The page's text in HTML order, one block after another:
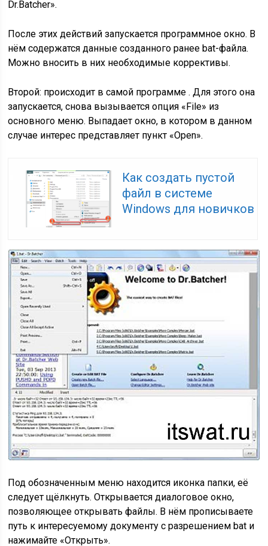
Dr.Batcher».
После этих действий запускается программное окно. В
нём содержатся данные созданного ранее bat-файла.
Можно вносить в них необходимые коррективы.
Второй: происходит в самой программе . Для этого она
запускается, снова вызывается опция «File» из
основного меню. Выпадает окно, в котором в данном
случае интерес представляет пункт «Open».
Как создать пустой
файл в системе
Windows для новичков
Под обозначенным меню находится иконка папки, её
следует щёлкнуть. Открывается диалоговое окно,
позволяющее открывать файлы. В нём прописываете
путь к интересуемому документу с разрешением bat и
нажимайте «Открыть».